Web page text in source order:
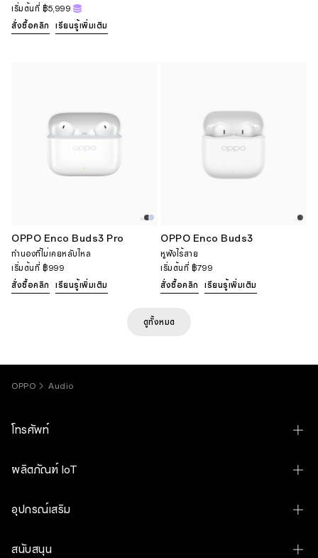
เริ่มต้นที่ ฿5,999
สั่งซื้อคลิก
เรียนรู้เพิ่มเติม
OPPO Enco Buds3 Pro
ทำนองที่ไม่เคยหลับใหล
เริ่มต้นที่ ฿999
สั่งซื้อคลิก
เรียนรู้เพิ่มเติม
OPPO Enco Buds3
หูฟังไร้สาย
เริ่มต้นที่ ฿799
สั่งซื้อคลิก
เรียนรู้เพิ่มเติม
ดูทั้งหมด
OPPO Audio
โทรศัพท์
OPPO Find N6
OPPO Find X9s
OPPO Find X9
ผลิตภัณฑ์ IoT
OPPO Pad 5 Matte Display Edition
อุปกรณ์เสริม
OPPO Bubble
สนับสนุน